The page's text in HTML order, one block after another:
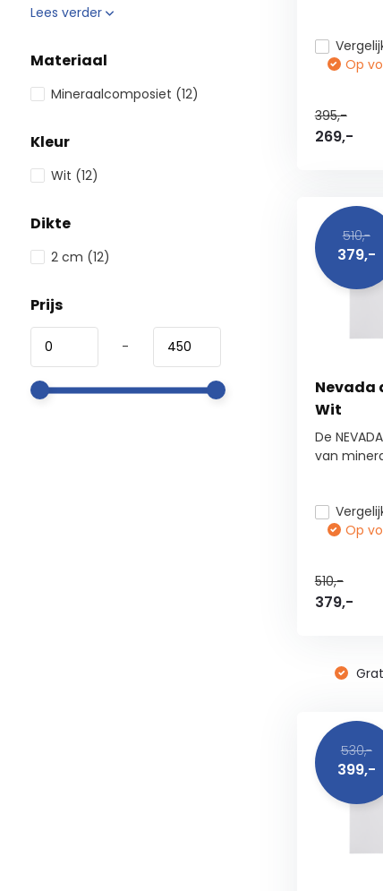
Lees verder
Materiaal
Mineraalcomposiet (12)
Kleur
Wit (12)
Dikte
2 cm (12)
Prijs
-
Op
395,-
269,-
510,-
379,-
Nevada
Wit
De
van
Op
510,-
379,-
530,-
399,-